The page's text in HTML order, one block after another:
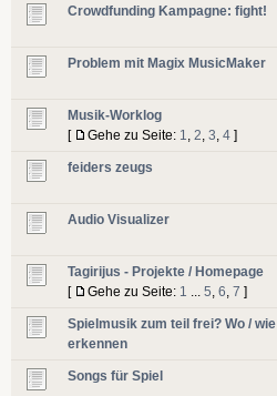
Crowdfunding Kampagne: fight!
Problem mit Magix MusicMaker
Musik-Worklog
[
Gehe zu Seite: 1 2 3 4 ]
feiders zeugs
Audio Visualizer
Tagirijus - Projekte / Homepage
[
Gehe zu Seite: 1 5 6 7 ]
Spielmusik zum teil frei? Wo / wie
erkennen
Songs für Spiel